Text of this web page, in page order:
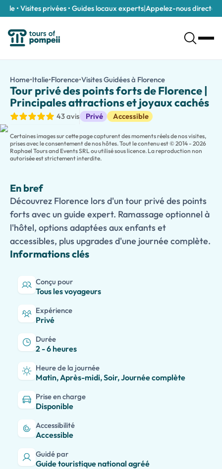
Visites privées • Guides locaux experts|Appelez-nous
/fr/tours/tour-prive-des-points-forts-de-florence-
Découvrez Florence lors d'un tour privé des points forts avec
Découvrez la beauté, l'histoire et le charme de la capitale de
Votre guide privé adaptera l'expérience à vos intérêts, que
Les familles peuvent profiter d'uneversion adaptée aux
Vous voulez voir encore plus ? Prolongez votre expérience en
Home•Italie•Florence•Visites Guidées à FlorenceTour privé des
Tour privé des points forts de Florence |
Principales attractions et joyaux cachés
43 avis Privé Accessible
Visites guidées
Certaines images sur cette page capturent des moments réels de nos visites,
prises avec le consentement de nos hôtes. Tout le contenu est © 2014 - 2026
Raphael Tours and Events SRL ou utilisé sous licence. La reproduction non
autorisée est strictement interdite.
En bref
Découvrez Florence lors d'un tour privé des points
forts avec un guide expert. Ramassage optionnel à
l'hôtel, options adaptées aux enfants et
accessibles, plus upgrades d'une journée complète.
Informations clés
Conçu pour
Tous les voyageurs
Expérience
Privé
Durée
2 - 6 heures
Heure de la journée
Matin, Après-midi, Soir, Journée complète
Prise en charge
Disponible
Accessibilité
Accessible
Guidé par
Guide touristique national agréé